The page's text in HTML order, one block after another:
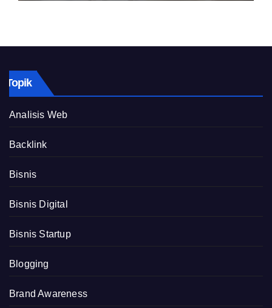
Topik
Analisis Web
Backlink
Bisnis
Bisnis Digital
Bisnis Startup
Blogging
Brand Awareness